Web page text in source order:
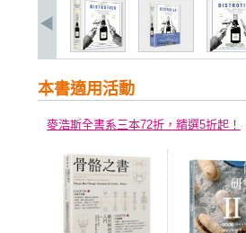
本書適用活動
麥浩斯全書系三本72折，精選5折起！